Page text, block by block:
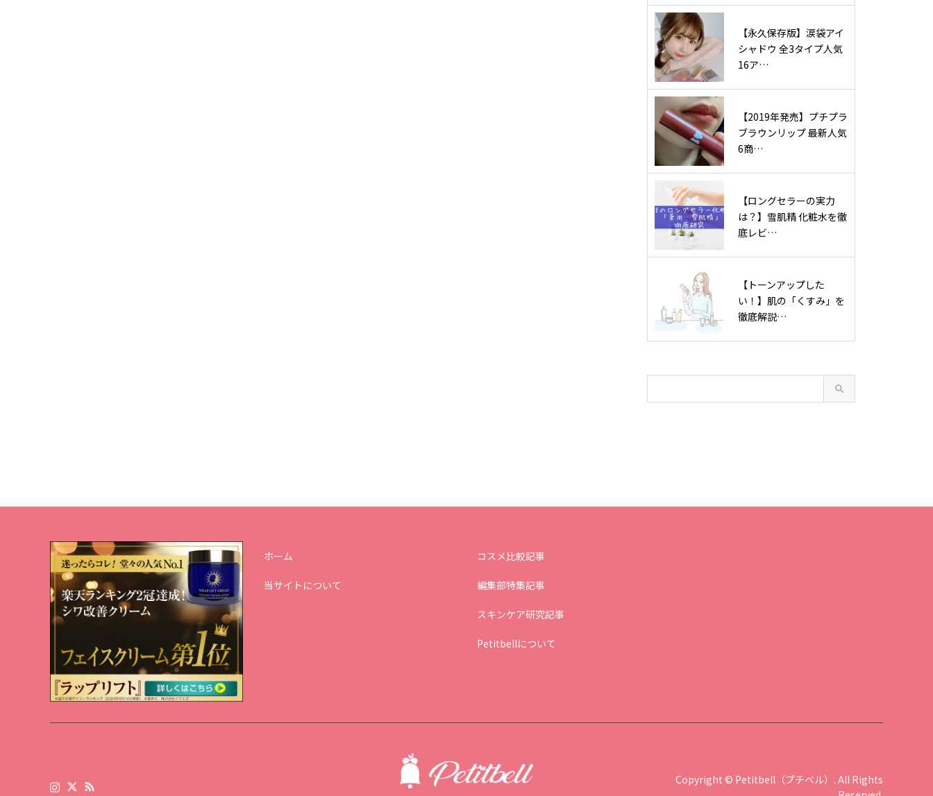
【永久保存版】涙袋アイ
シャドウ 全3タイプ人気
16ア…
【2019年発売】プチプラ
ブラウンリップ 最新人気
6商…
【ロングセラーの実力
は？】雪肌精 化粧水を徹
底レビ…
【トーンアップした
い！】肌の「くすみ」を
徹底解説…
ホーム
当サイトについて
コスメ比較記事
編集部特集記事
スキンケア研究記事
Petitbellについて
Copyright © Petitbell（プチベル） . All Rights